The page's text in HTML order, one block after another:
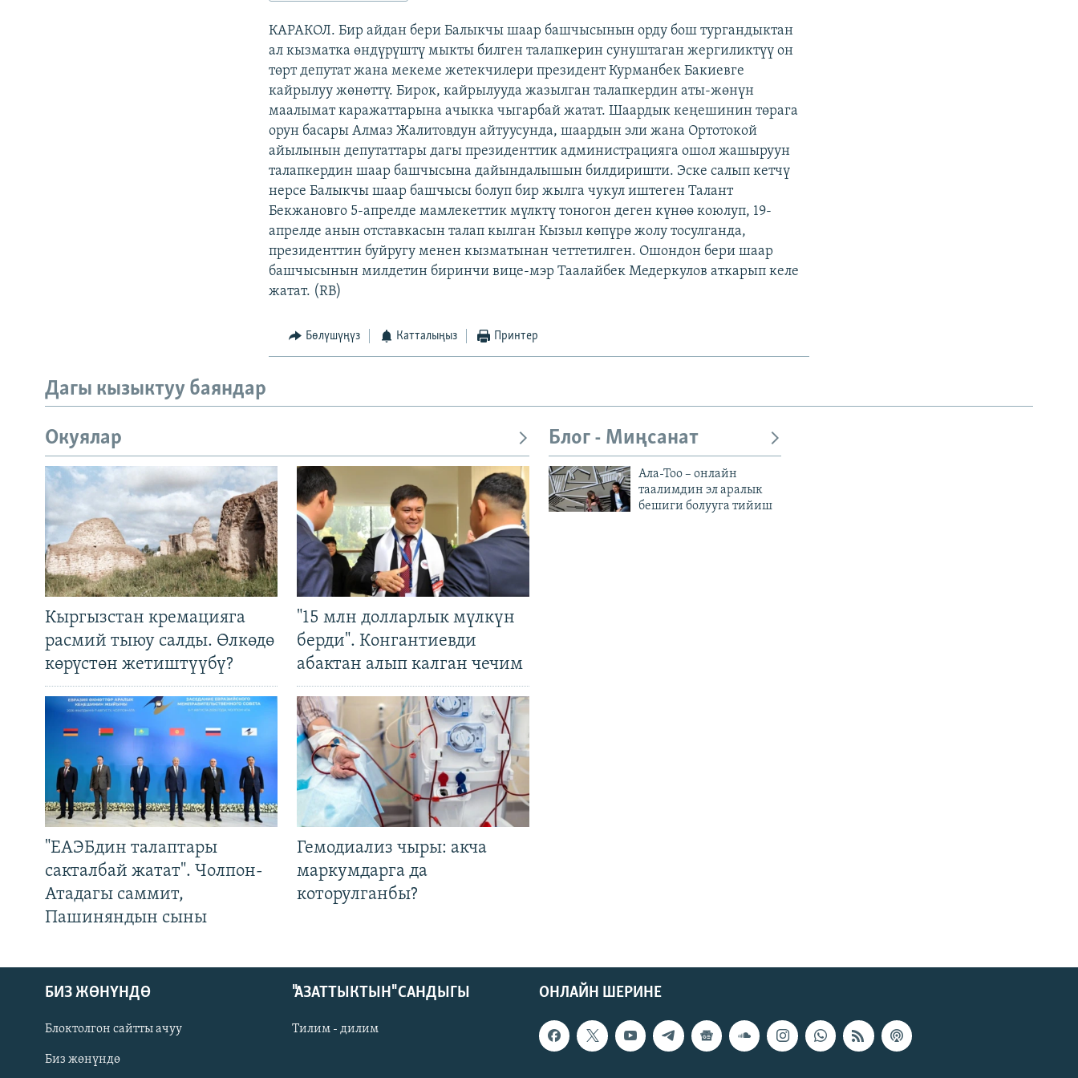
КАРАКОЛ. Бир айдан бери Балыкчы шаар башчысынын орду бош тургандыктан
ал кызматка өндүрүштү мыкты билген талапкерин сунуштаган жергиликтүү он
төрт депутат жана мекеме жетекчилери президент Курманбек Бакиевге
кайрылуу жөнөттү. Бирок, кайрылууда жазылган талапкердин аты-жөнүн
маалымат каражаттарына ачыкка чыгарбай жатат. Шаардык кеңешинин төрага
орун басары Алмаз Жалитовдун айтуусунда, шаардын эли жана Ортотокой
айылынын депутаттары дагы президенттик администрацияга ошол жашыруун
талапкердин шаар башчысына дайындалышын билдиришти. Эске салып кетчү
нерсе Балыкчы шаар башчысы болуп бир жылга чукул иштеген Талант
Бекжановго 5-апрелде мамлекеттик мүлктү тоногон деген күнөө коюлуп, 19-
апрелде анын отставкасын талап кылган Кызыл көпүрө жолу тосулганда,
президенттин буйругу менен кызматынан четтетилген. Ошондон бери шаар
башчысынын милдетин биринчи вице-мэр Таалайбек Медеркулов аткарып келе
жатат. (RB)
Бөлүшүңүз Катталыңыз Принтер
Дагы кызыктуу баяндар
Окуялар
Кыргызстан кремацияга
расмий тыюу салды. Өлкөдө
көрүстөн жетиштүүбү?
"15 млн долларлык мүлкүн
берди". Конгантиевди
абактан алып калган чечим
"ЕАЭБдин талаптары
сакталбай жатат". Чолпон-
Атадагы саммит,
Пашиняндын сыны
Гемодиализ чыры: акча
маркумдарга да
которулганбы?
Блог - Миңсанат
Ала-Тоо – онлайн
таалимдин эл аралык
бешиги болууга тийиш
ОНЛАЙН ШЕРИНЕ
БИЗ ЖӨНҮНДӨ
Блоктолгон сайтты ачуу
Биз жөнүндө
"АЗАТТЫКТЫН" САНДЫГЫ
Тилим - дилим